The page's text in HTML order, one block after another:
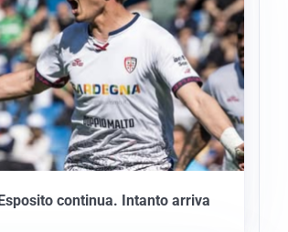
continua. Intanto arriva